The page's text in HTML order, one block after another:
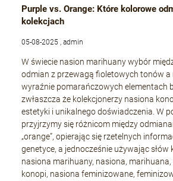
Purple vs. Orange: Które kolorowe
kolekcjach
05-08-2025 , admin
W świecie nasion marihuany wybór
odmian z przewagą fioletowych tonów
wyraźnie pomarańczowych elementach
zwłaszcza że kolekcjonerzy nasiona
estetyki i unikalnego doświadczenia. W
przyjrzymy się różnicom między
„orange”, opierając się rzetelnych
genetyce, a jednocześnie używając słów
nasiona marihuany, nasiona,
konopi, nasiona feminizowane,